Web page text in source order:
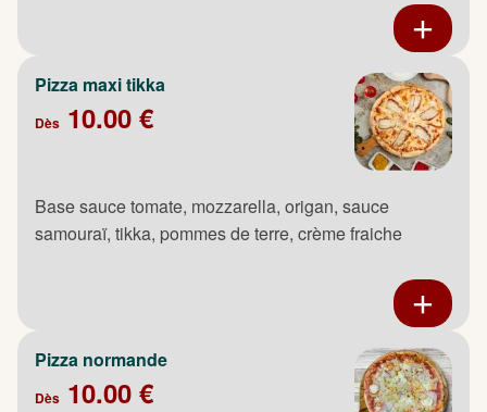
Pizza maxi tikka
Dès 10.00 €
Base sauce tomate, mozzarella, origan, sauce
samouraï, tikka, pommes de terre, crème fraiche
Pizza normande
Dès 10.00 €